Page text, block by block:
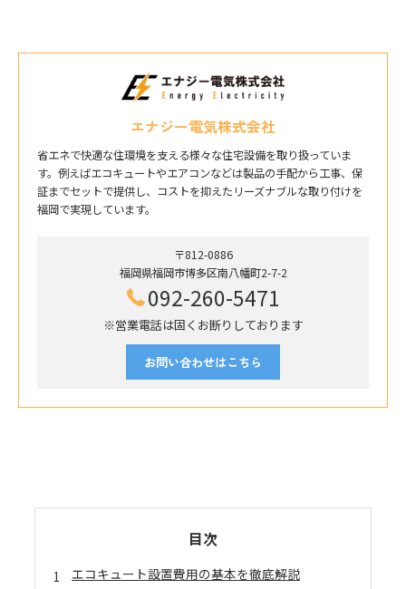
エナジー電気株式会社
省エネで快適な住環境を支える様々な住宅設備を取り扱っていま
す。例えばエコキュートやエアコンなどは製品の手配から工事、保
証までセットで提供し、コストを抑えたリーズナブルな取り付けを
福岡で実現しています。
〒812-0886
福岡県福岡市博多区南八幡町2-7-2
092-260-5471
※営業電話は固くお断りしております
お問い合わせはこちら
目次
エコキュート設置費用の基本を徹底解説